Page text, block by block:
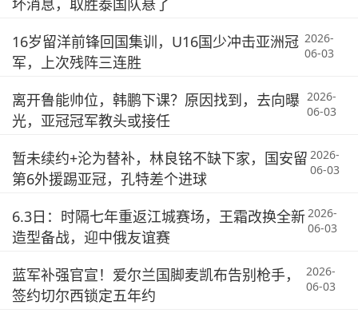
坏消息，取胜泰国队悬了
16岁留洋前锋回国集训，U16国少冲击亚洲冠
军，上次残阵三连胜
2026-
06-03
离开鲁能帅位，韩鹏下课？原因找到，去向曝
光，亚冠冠军教头或接任
2026-
06-03
暂未续约+沦为替补，林良铭不缺下家，国安留
第6外援踢亚冠，孔特差个进球
2026-
06-03
6.3日：时隔七年重返江城赛场，王霜改换全新
造型备战，迎中俄友谊赛
2026-
06-03
蓝军补强官宣！爱尔兰国脚麦凯布告别枪手，
签约切尔西锁定五年约
2026-
06-03